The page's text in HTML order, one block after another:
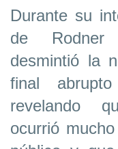
Durante su
de Rodner
desmintió la
final
revelando
ocurrió